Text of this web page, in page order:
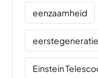
eenzaamheid
Einstein